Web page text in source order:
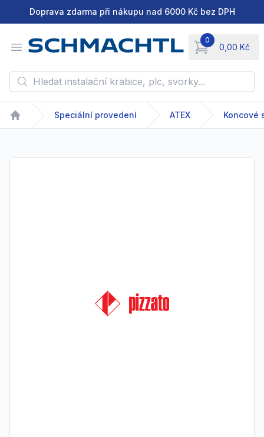
Doprava zdarma při nákupu nad 6000 Kč bez DPH
Open menu
0
0,00 Kč
items in cart,
Hledat instalační krabice, plc, svorky...
Home
Speciální provedení ATEX Koncové